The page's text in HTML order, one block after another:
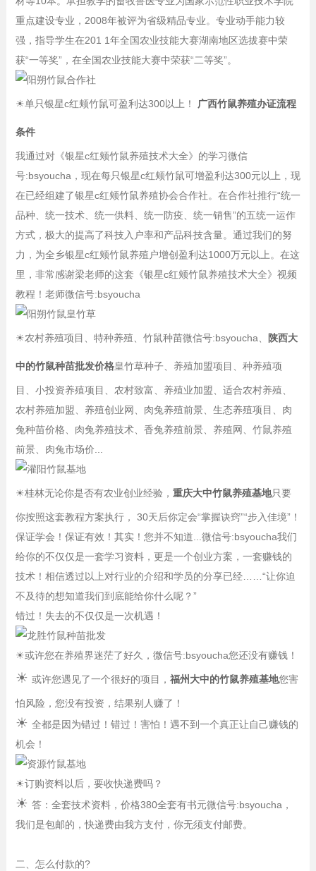
重点建设专业，2008年被评为省级精品专业。专业动手能力较
强，指导学生在201 1年全国农业技能大赛湖南地区选拔赛中荣
获“一等奖”，在全国农业技能大赛中荣获“二等奖”。
☀单只银星c红颊竹鼠可盈利达300以上！ 广西竹鼠养殖办证流程
条件
我通过对《银星c红颊竹鼠养殖技术大全》的学习微信
号:bsyoucha，现在每只银星c红颊竹鼠可增盈利达300元以上，现
在已经组建了银星c红颊竹鼠养殖协会合作社。在合作社推行“统一
品种、统一技术、统一供料、统一防疫、统一销售”的五统一运作
方式，极大的提高了科技入户率和产品科技含量。通过我们的努
力，为全乡银星c红颊竹鼠养殖户增创盈利达1000万元以上。在这
里，非常感谢梁老师的这套《银星c红颊竹鼠养殖技术大全》视频
教程！老师微信号:bsyoucha
☀农村养殖项目、特种养殖、竹鼠种苗微信号:bsyoucha、 陕西大
中的竹鼠种苗批发价格皇竹草种子、养殖加盟项目、种养殖项
目、小投资养殖项目、农村致富、养殖业加盟、适合农村养殖、
农村养殖加盟、养殖创业网、肉兔养殖前景、生态养殖项目、肉
兔种苗价格、肉兔养殖技术、香兔养殖前景、养殖网、竹鼠养殖
前景、肉兔市场价...
☀桂林无论你是否有农业创业经验， 重庆大中竹鼠养殖基地只要
你按照这套教程方案执行， 30天后你定会“掌握诀窍”“步入佳境”！
保证学会！保证有效！其实！您并不知道...微信号:bsyoucha我们
给你的不仅仅是一套学习资料，更是一个创业方案，一套赚钱的
技术！相信透过以上对行业的介绍和学员的分享已经……“让你迫
不及待的想知道我们到底能给你什么呢？”
错过！失去的不仅仅是一次机遇！
☀或许您在养殖界迷茫了好久，微信号:bsyoucha您还没有赚钱！
☀ 或许您遇见了一个很好的项目， 福州大中的竹鼠养殖基地您害
怕风险，您没有投资，结果别人赚了！
☀ 全都是因为错过！错过！害怕！遇不到一个真正让自己赚钱的
机会！
☀订购资料以后，要收快递费吗？
☀ 答：全套技术资料，价格380全套有书元微信号:bsyoucha，
我们是包邮的，快递费由我方支付，你无须支付邮费。
二、怎么付款的?